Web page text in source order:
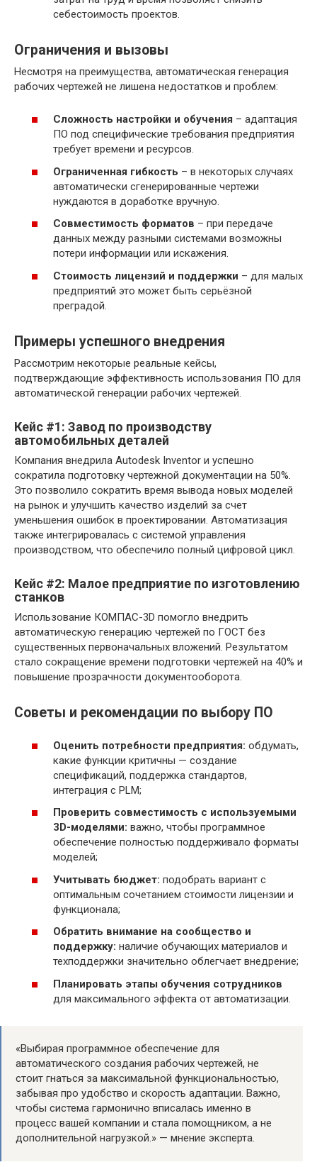
себестоимость проектов.
Ограничения и вызовы
Несмотря на преимущества, автоматическая генерация
рабочих чертежей не лишена недостатков и проблем:
Сложность настройки и обучения – адаптация
ПО под специфические требования предприятия
требует времени и ресурсов.
Ограниченная гибкость – в некоторых случаях
автоматически сгенерированные чертежи
нуждаются в доработке вручную.
Совместимость форматов – при передаче
данных между разными системами возможны
потери информации или искажения.
Стоимость лицензий и поддержки – для малых
предприятий это может быть серьёзной
преградой.
Примеры успешного внедрения
Рассмотрим некоторые реальные кейсы,
подтверждающие эффективность использования ПО для
автоматической генерации рабочих чертежей.
Кейс #1: Завод по производству
автомобильных деталей
Компания внедрила Autodesk Inventor и успешно
сократила подготовку чертежной документации на 50%.
Это позволило сократить время вывода новых моделей
на рынок и улучшить качество изделий за счет
уменьшения ошибок в проектировании. Автоматизация
также интегрировалась с системой управления
производством, что обеспечило полный цифровой цикл.
Кейс #2: Малое предприятие по изготовлению
станков
Использование КОМПАС-3D помогло внедрить
автоматическую генерацию чертежей по ГОСТ без
существенных первоначальных вложений. Результатом
стало сокращение времени подготовки чертежей на 40% и
повышение прозрачности документооборота.
Советы и рекомендации по выбору ПО
Оценить потребности предприятия: обдумать,
какие функции критичны — создание
спецификаций, поддержка стандартов,
интеграция с PLM;
Проверить совместимость с используемыми
3D-моделями: важно, чтобы программное
обеспечение полностью поддерживало форматы
моделей;
Учитывать бюджет: подобрать вариант с
оптимальным сочетанием стоимости лицензии и
функционала;
Обратить внимание на сообщество и
поддержку: наличие обучающих материалов и
техподдержки значительно облегчает внедрение;
Планировать этапы обучения сотрудников
для максимального эффекта от автоматизации.
«Выбирая программное обеспечение для
автоматического создания рабочих чертежей, не
стоит гнаться за максимальной функциональностью,
забывая про удобство и скорость адаптации. Важно,
чтобы система гармонично вписалась именно в
процесс вашей компании и стала помощником, а не
дополнительной нагрузкой.» — мнение эксперта.